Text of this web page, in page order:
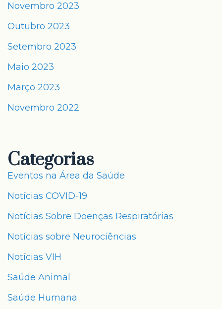
Novembro 2023
Outubro 2023
Setembro 2023
Maio 2023
Março 2023
Novembro 2022
Categorias
Eventos na Área da Saúde
Notícias COVID-19
Notícias Sobre Doenças Respiratórias
Notícias sobre Neurociências
Notícias VIH
Saúde Animal
Saúde Humana